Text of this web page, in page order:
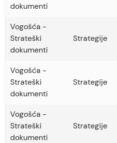
dokumenti
Vogošća -
Strateški
dokumenti
Strategije
Vogošća -
Strateški
dokumenti
Strategije
Vogošća -
Strateški
dokumenti
Strategije